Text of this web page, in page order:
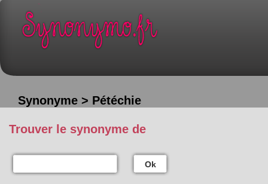
Synonyme > Pétéchie
Trouver le synonyme de
Ok